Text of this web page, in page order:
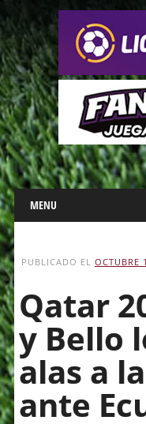
Main menu
Skip
to
content
MENU
PUBLICADO EL OCTUBRE
Qatar
y Bello
alas a
ante